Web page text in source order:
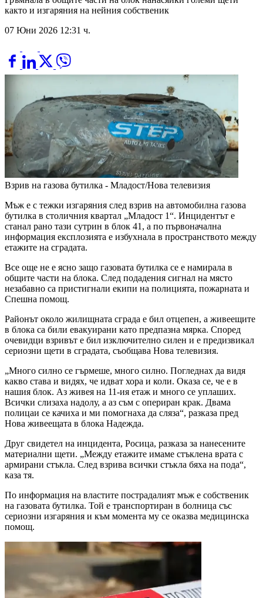
както и изгаряния на нейния собственик
07 Юни 2026 12:31 ч.
Взрив на газова бутилка - Младост/Нова телевизия
Мъж е с тежки изгаряния след взрив на автомобилна газова
бутилка в столичния квартал „Младост 1“. Инцидентът е
станал рано тази сутрин в блок 41, а по първоначална
информация експлозията е избухнала в пространството между
етажите на сградата.
Все още не е ясно защо газовата бутилка се е намирала в
общите части на блока. След подадения сигнал на място
незабавно са пристигнали екипи на полицията, пожарната и
Спешна помощ.
Районът около жилищната сграда е бил отцепен, а живеещите
в блока са били евакуирани като предпазна мярка. Според
очевидци взривът е бил изключително силен и е предизвикал
сериозни щети в сградата, съобщава Нова телевизия.
„Много силно се гърмеше, много силно. Погледнах да видя
какво става и видях, че идват хора и коли. Оказа се, че е в
нашия блок. Аз живея на 11-ия етаж и много се уплаших.
Всички слизаха надолу, а аз съм с опериран крак. Двама
полицаи се качиха и ми помогнаха да сляза“, разказа пред
Нова живеещата в блока Надежда.
Друг свидетел на инцидента, Росица, разказа за нанесените
материални щети. „Между етажите имаме стъклена врата с
армирани стъкла. След взрива всички стъкла бяха на пода“,
каза тя.
По информация на властите пострадалият мъж е собственик
на газовата бутилка. Той е транспортиран в болница със
сериозни изгаряния и към момента му се оказва медицинска
помощ.